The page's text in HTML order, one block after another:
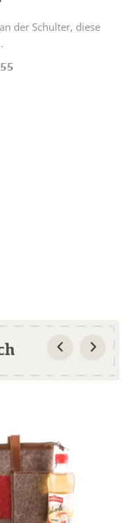
der Schulter, diese